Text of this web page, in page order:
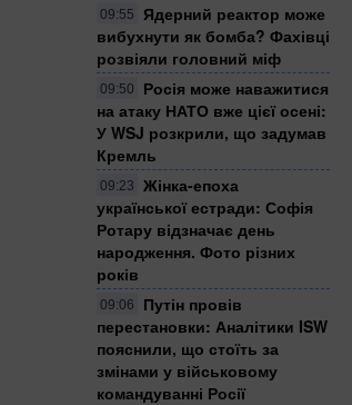
09:55
Ядерний реактор може
вибухнути як бомба? Фахівці
розвіяли головний міф
09:50
Росія може наважитися
на атаку НАТО вже цієї осені:
У WSJ розкрили, що задумав
Кремль
09:23
Жінка-епоха
української естради: Софія
Ротару відзначає день
народження. Фото різних
років
09:06
Путін провів
перестановки: Аналітики ISW
пояснили, що стоїть за
змінами у військовому
командуванні Росії